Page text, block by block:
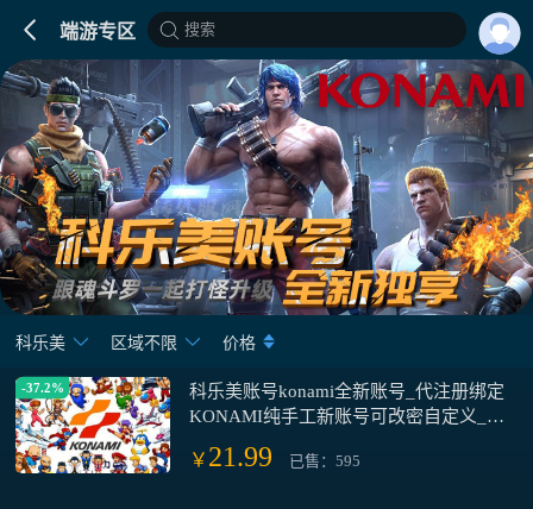
端游专区 搜索
科乐美 区域不限 价格
-37.2%
科乐美账号konami全新账号_代注册绑定
KONAMI纯手工新账号可改密自定义_成
￥ 21.99 已售：595